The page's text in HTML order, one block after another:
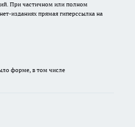
При частичном или полном
изданиях прямая гиперссылка на
форме, в том числе